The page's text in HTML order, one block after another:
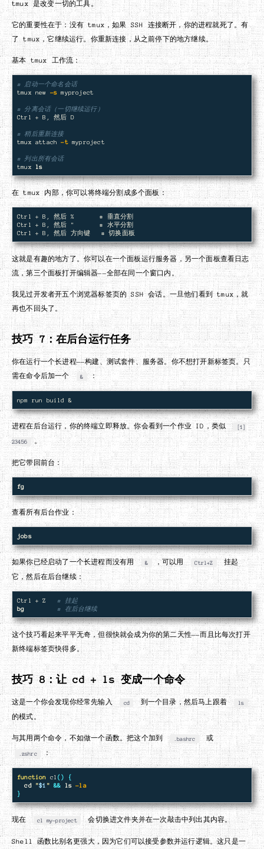
tmux 是改变一切的工具。
它的重要性在于：没有 tmux，如果 SSH 连接断开，你的进程就死了。有
了 tmux，它继续运行。你重新连接，从之前停下的地方继续。
基本 tmux 工作流：
# 启动一个命名会话
tmux new -s myproject
# 分离会话（一切继续运行）
Ctrl + B, 然后 D
# 稍后重新连接
tmux attach -t myproject
# 列出所有会话
tmux ls
在 tmux 内部，你可以将终端分割成多个面板：
Ctrl + B, 然后 %       # 垂直分割
Ctrl + B, 然后 "       # 水平分割
这就是有趣的地方了。你可以在一个面板运行服务器，另一个面板查看日志
流，第三个面板打开编辑器——全部在同一个窗口内。
我见过开发者开五个浏览器标签页的 SSH 会话。一旦他们看到 tmux，就
再也不回头了。
技巧 7：在后台运行任务
你在运行一个长进程——构建、测试套件、服务器。你不想打开新标签页。只
需在命令后加一个
& ：
进程在后台运行，你的终端立即释放。你会看到一个作业 ID，类似 [1]
23456 。
把它带回前台：
fg
查看所有后台作业：
jobs
如果你已经启动了一个长进程而没有用 & ，可以用 Ctrl+Z 挂起
它，然后在后台继续：
Ctrl + Z # 挂起
bg
# 在后台继续
这个技巧看起来平平无奇，但很快就会成为你的第二天性——而且比每次打开
新终端标签页快得多。
技巧 8：让 cd + ls 变成一个命令
这是一个你会发现你经常先输入 cd 到一个目录，然后马上跟着 ls
的模式。
与其用两个命令，不如做一个函数。把这个加到 .bashrc 或
.zshrc ：
function cl ()
{
cd
"$1 " && ls -la
}
现在 cl my-project 会切换进文件夹并在一次敲击中列出其内容。
Shell 函数比别名更强大，因为它们可以接受参数并运行逻辑。这只是一